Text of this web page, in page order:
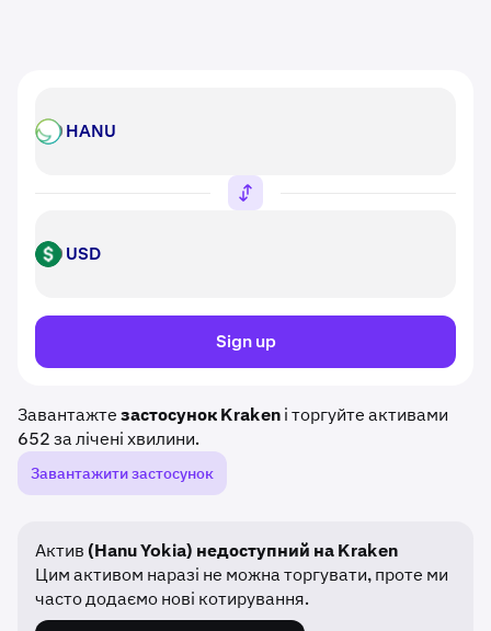
HANU HANU
USD USD
Sign up
Завантажтезастосунок Krakenі торгуйте активами
652 за лічені хвилини.
Завантажити застосунок
Актив (Hanu Yokia) недоступний на Kraken
Цим активом наразі не можна торгувати, проте ми
часто додаємо нові котирування.